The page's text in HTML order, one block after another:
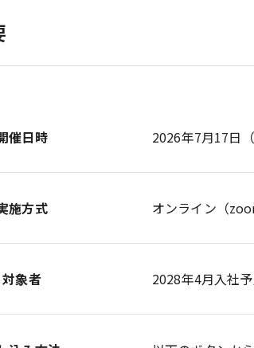
催日時 2026年7月17日
施方式 オンライン（
対象者 2028年4月入社